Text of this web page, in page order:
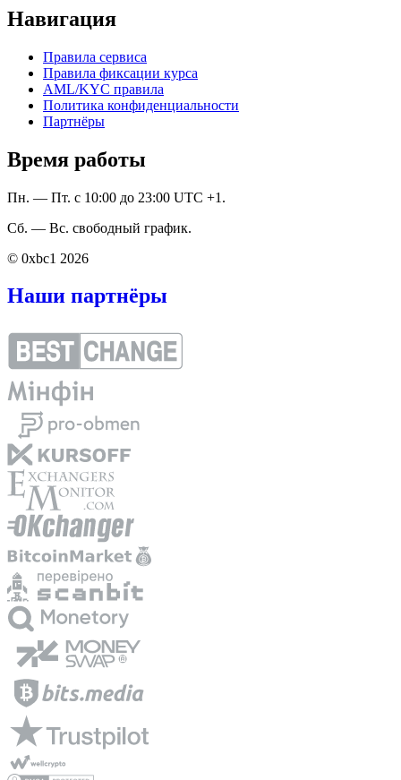
Навигация
Правила сервиса
Правила фиксации курса
AML/KYC правила
Политика конфиденциальности
Партнёры
Время работы
Пн. — Пт. с 10:00 до 23:00 UTC +1.
Сб. — Вс. свободный график.
© 0xbc1 2026
Наши партнёры